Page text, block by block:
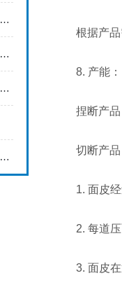
重塑传统美食工业：酥式月饼机的应用场景与核心价值
蛋黄酥饼机日常维护保养指南：延长设备寿命，保障生产品质
东北酥饼机：提升传统美食生产效率的得力助手
大酥饼机：传统美食的现代制造者
根据产品需
8. 产能：(
捏断产品
切断产品
1. 面皮经
2. 每道压
3. 面皮在通